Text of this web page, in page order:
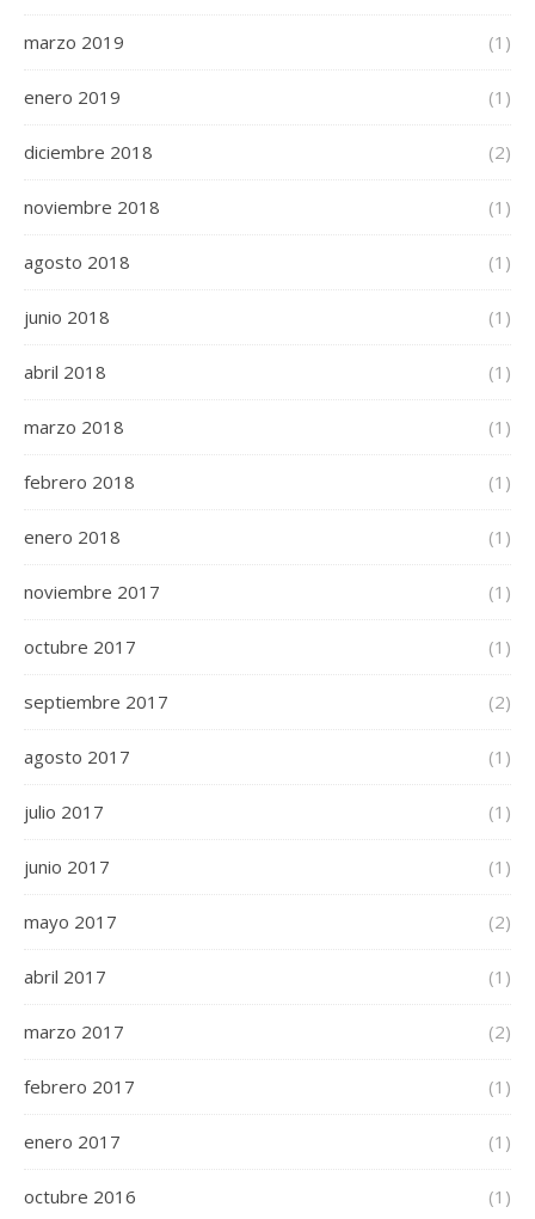
marzo 2019 (1)
enero 2019 (1)
diciembre 2018 (2)
noviembre 2018 (1)
agosto 2018 (1)
junio 2018 (1)
abril 2018 (1)
marzo 2018 (1)
febrero 2018 (1)
enero 2018 (1)
noviembre 2017 (1)
octubre 2017 (1)
septiembre 2017 (2)
agosto 2017 (1)
julio 2017 (1)
junio 2017 (1)
mayo 2017 (2)
abril 2017 (1)
marzo 2017 (2)
febrero 2017 (1)
enero 2017 (1)
octubre 2016 (1)